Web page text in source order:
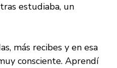
estudiaba, un
más recibes y en esa
consciente. Aprendí